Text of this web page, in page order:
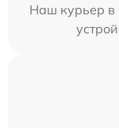
Наш курьер в